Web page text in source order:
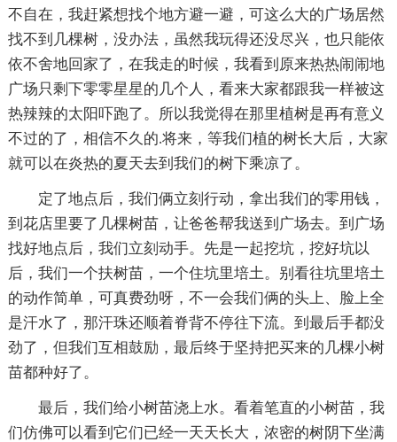
不自在，我赶紧想找个地方避一避，可这么大的广场居然
找不到几棵树，没办法，虽然我玩得还没尽兴，也只能依
依不舍地回家了，在我走的时候，我看到原来热热闹闹地
广场只剩下零零星星的几个人，看来大家都跟我一样被这
热辣辣的太阳吓跑了。所以我觉得在那里植树是再有意义
不过的了，相信不久的.将来，等我们植的树长大后，大家
就可以在炎热的夏天去到我们的树下乘凉了。
定了地点后，我们俩立刻行动，拿出我们的零用钱，
到花店里要了几棵树苗，让爸爸帮我送到广场去。到广场
找好地点后，我们立刻动手。先是一起挖坑，挖好坑以
后，我们一个扶树苗，一个住坑里培土。别看往坑里培土
的动作简单，可真费劲呀，不一会我们俩的头上、脸上全
是汗水了，那汗珠还顺着脊背不停往下流。到最后手都没
劲了，但我们互相鼓励，最后终于坚持把买来的几棵小树
苗都种好了。
最后，我们给小树苗浇上水。看着笔直的小树苗，我
们仿佛可以看到它们已经一天天长大，浓密的树阴下坐满